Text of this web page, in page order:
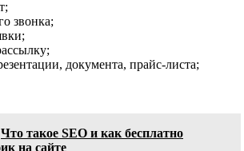
звонка;
документа, прайс-листа;
Что такое SEO и как бесплатно
на сайте